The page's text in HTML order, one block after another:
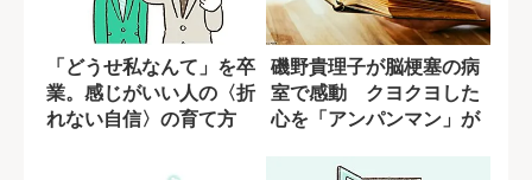
「どうせ私なんて」を卒
業。感じがいい人の〈折
れない自信〉の育て方
磯野貴理子が脳梗塞の病
室で感動 クヨクヨした
心を「アンパンマン」が